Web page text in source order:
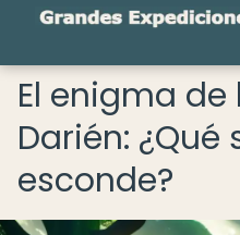
El enigma
Darién: ¿Qué
esconde?